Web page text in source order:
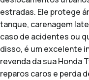
estradas. Ele protege
tanque, carenagem
caso de acidentes ou
disso, é um excelente
revenda da sua Honda
reparos caros e perda